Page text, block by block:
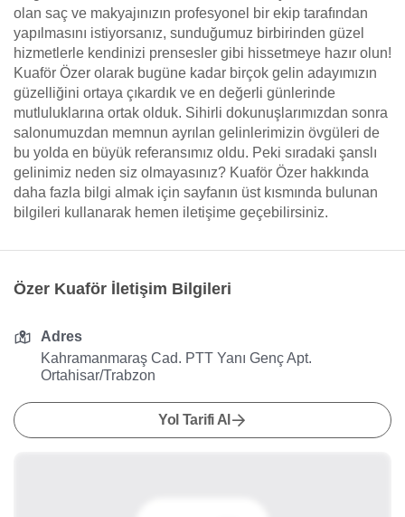
olan saç ve makyajınızın profesyonel bir ekip tarafından
yapılmasını istiyorsanız, sunduğumuz birbirinden güzel
hizmetlerle kendinizi prensesler gibi hissetmeye hazır olun!
Kuaför Özer olarak bugüne kadar birçok gelin adayımızın
güzelliğini ortaya çıkardık ve en değerli günlerinde
mutluluklarına ortak olduk. Sihirli dokunuşlarımızdan sonra
salonumuzdan memnun ayrılan gelinlerimizin övgüleri de
bu yolda en büyük referansımız oldu. Peki sıradaki şanslı
gelinimiz neden siz olmayasınız? Kuaför Özer hakkında
daha fazla bilgi almak için sayfanın üst kısmında bulunan
bilgileri kullanarak hemen iletişime geçebilirsiniz.
Özer Kuaför İletişim Bilgileri
Adres
Kahramanmaraş Cad. PTT Yanı Genç Apt.
Ortahisar/Trabzon
Yol Tarifi Al